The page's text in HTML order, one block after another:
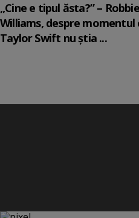
„Cine e tipul ăsta?” – Robbie
Williams, despre momentul
Taylor Swift nu știa ...